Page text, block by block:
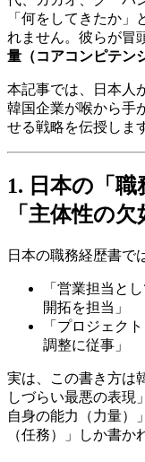
「何をしてきたか」
れません。彼らが冒
量（コアコンピテン
本記事では、日本人
韓国企業が喉から手
せる戦略を伝授しま
1. 日本の「
「主体性の
日本の職務経歴書で
「営業担当と
開拓を担当」
「プロジェク
調整に従事」
実は、この書き方は
しづらい最悪の表現
自身の能力（力量）
（任務）」しか書か